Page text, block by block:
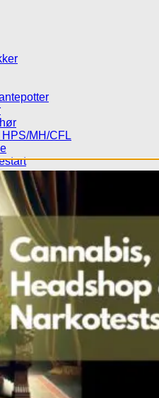
MH/CFL
trimmere
kontrol
fugtighedsmålere